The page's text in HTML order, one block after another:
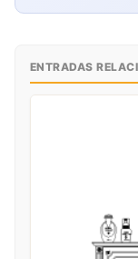
ENTRADAS